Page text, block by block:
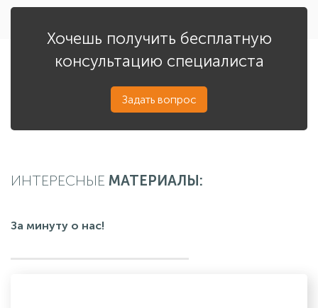
Хочешь получить бесплатную
консультацию специалиста
Задать вопрос
ИНТЕРЕСНЫЕ МАТЕРИАЛЫ:
За минуту о нас!